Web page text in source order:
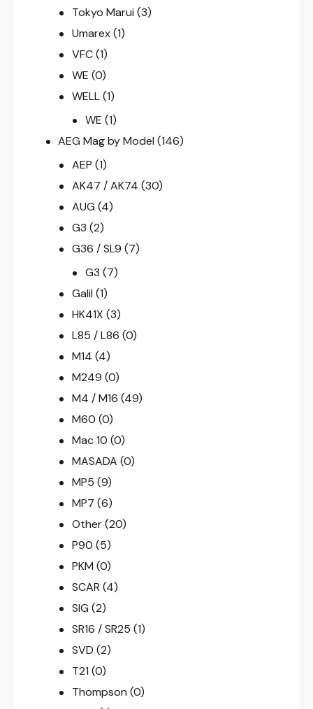
Tokyo Marui (3)
Umarex (1)
VFC (1)
WE (0)
WELL (1)
WE (1)
AEG Mag by Model (146)
AEP (1)
AK47 / AK74 (30)
AUG (4)
G3 (2)
G36 / SL9 (7)
G3 (7)
Galil (1)
HK41X (3)
L85 / L86 (0)
M14 (4)
M249 (0)
M4 / M16 (49)
M60 (0)
Mac 10 (0)
MASADA (0)
MP5 (9)
MP7 (6)
Other (20)
P90 (5)
PKM (0)
SCAR (4)
SIG (2)
SR16 / SR25 (1)
SVD (2)
T21 (0)
Thompson (0)